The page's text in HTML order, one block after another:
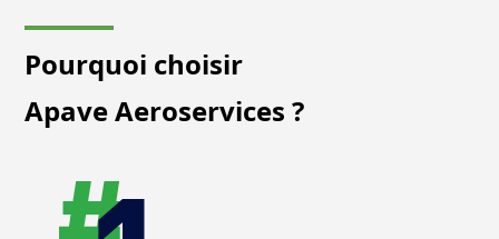
Pourquoi choisir
Apave Aeroservices ?